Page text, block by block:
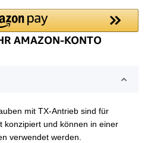
mit TX-Antrieb sind für
konzipiert und können in einer
verwendet werden.